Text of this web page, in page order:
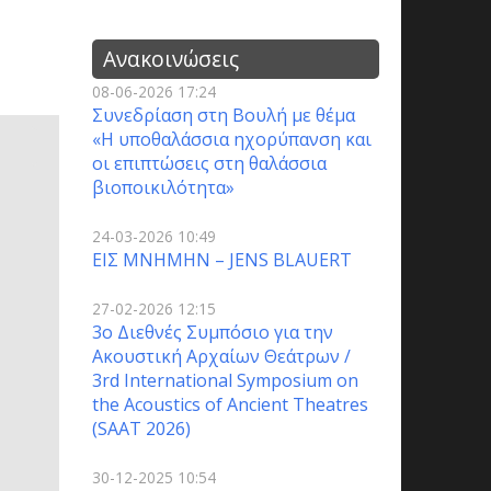
Ανακοινώσεις
08-06-2026 17:24
Συνεδρίαση στη Βουλή με θέμα
«Η υποθαλάσσια ηχορύπανση και
οι επιπτώσεις στη θαλάσσια
βιοποικιλότητα»
24-03-2026 10:49
ΕΙΣ ΜΝΗΜΗΝ – JENS BLAUERT
27-02-2026 12:15
3o Διεθνές Συμπόσιο για την
Ακουστική Αρχαίων Θεάτρων /
3rd International Symposium on
the Acoustics of Ancient Theatres
(SAAT 2026)
30-12-2025 10:54